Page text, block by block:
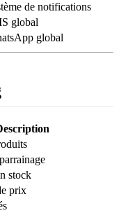
de notifications
global
global
stock
prix